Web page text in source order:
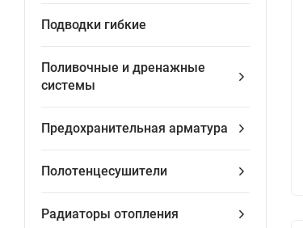
Подводки гибкие
Поливочные и дренажные
системы
Предохранительная арматура
Полотенцесушители
Радиаторы отопления